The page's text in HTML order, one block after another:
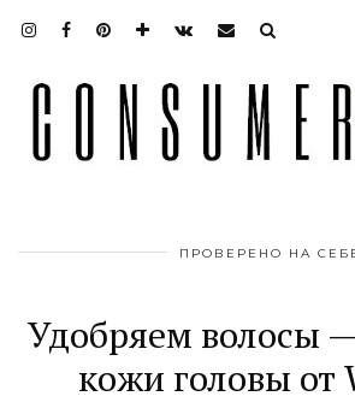
ПРОВЕРЕНО НА
Удобряем волосы
кожи головы от